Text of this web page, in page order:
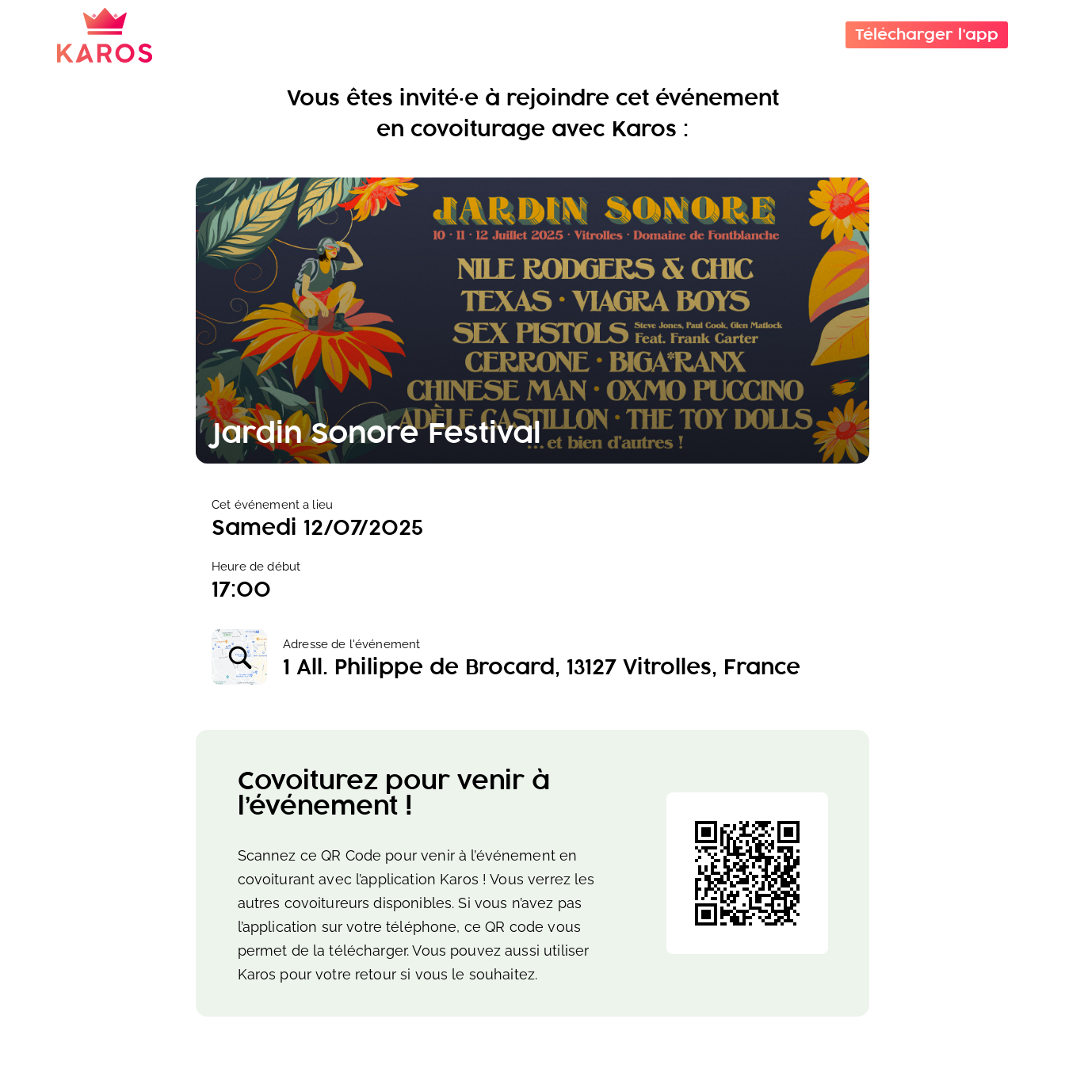
Télécharger l'app
Vous êtes invité·e à rejoindre cet événement
en covoiturage avec Karos :
Jardin Sonore Festival
Cet événement a lieu
Samedi 12/07/2025
Heure de début
17:00
Adresse de l'événement
1 All. Philippe de Brocard, 13127 Vitrolles, France
Covoiturez pour venir à
l’événement !
Scannez ce QR Code pour venir à l’événement en
covoiturant avec l’application Karos ! Vous verrez les
autres covoitureurs disponibles. Si vous n’avez pas
l’application sur votre téléphone, ce QR code vous
permet de la télécharger. Vous pouvez aussi utiliser
Karos pour votre retour si vous le souhaitez.